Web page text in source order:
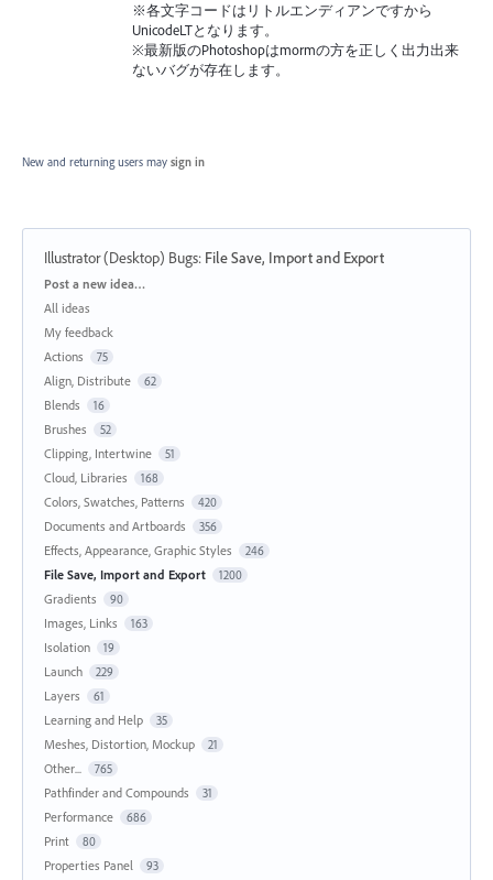
※各文字コードはリトルエンディアンですから
UnicodeLTとなります。
※最新版のPhotoshopはmormの方を正しく出力出来
ないバグが存在します。
New and returning users may sign in
Illustrator (Desktop) Bugs: File Save, Import and Export
Categories
Post a new idea…
All ideas
My feedback
Actions
75
Align, Distribute 62
Blends 16
Brushes 52
Clipping, Intertwine 51
Cloud, Libraries 168
Colors, Swatches, Patterns 420
Documents and Artboards 356
Effects, Appearance, Graphic Styles 246
File Save, Import and Export 1200
Gradients 90
Images, Links 163
Isolation 19
Launch 229
Layers 61
Learning and Help 35
Meshes, Distortion, Mockup 21
Other... 765
Pathfinder and Compounds 31
Performance 686
Print 80
Properties Panel 93